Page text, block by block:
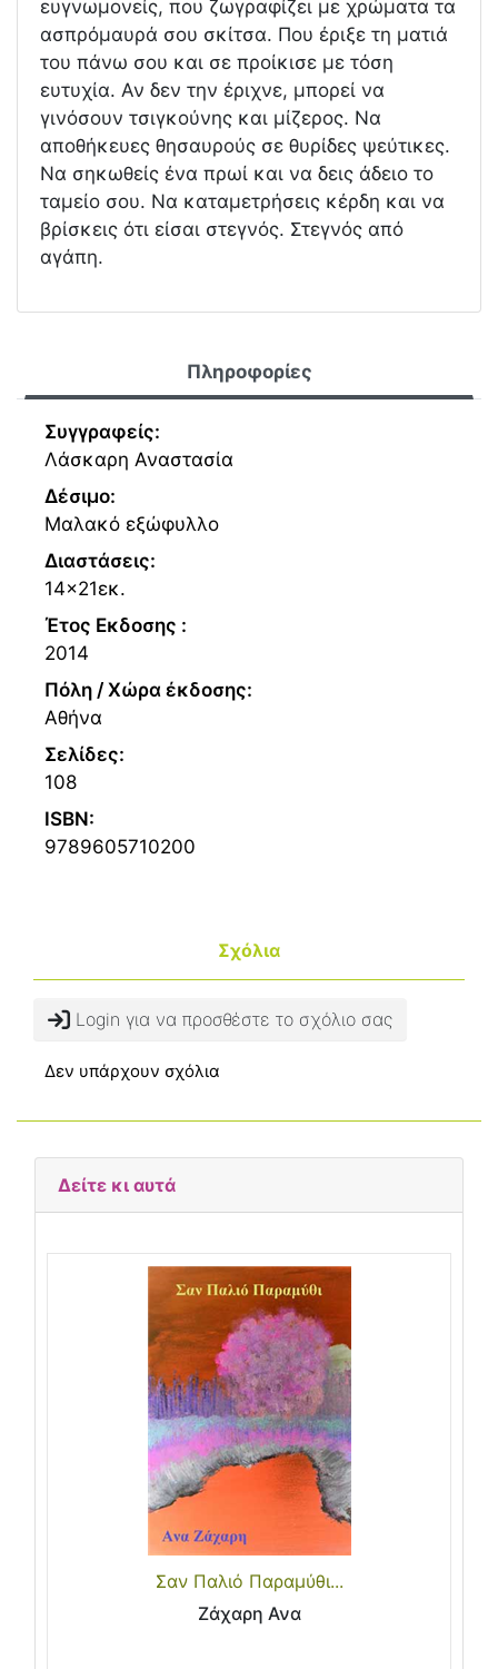
ευγνωμονείς, που ζωγραφίζει με χρώματα τα
ασπρόμαυρά σου σκίτσα. Που έριξε τη ματιά
του πάνω σου και σε προίκισε με τόση
ευτυχία. Αν δεν την έριχνε, μπορεί να
γινόσουν τσιγκούνης και μίζερος. Να
αποθήκευες θησαυρούς σε θυρίδες ψεύτικες.
Να σηκωθείς ένα πρωί και να δεις άδειο το
ταμείο σου. Να καταμετρήσεις κέρδη και να
βρίσκεις ότι είσαι στεγνός. Στεγνός από
αγάπη.
Πληροφορίες
Συγγραφείς:
Λάσκαρη Αναστασία
Δέσιμο:
Μαλακό εξώφυλλο
Διαστάσεις:
14x21εκ.
Έτος Εκδοσης :
2014
Πόλη / Χώρα έκδοσης:
Αθήνα
Σελίδες:
108
ISBN:
9789605710200
Σχόλια
Login για να προσθέστε το σχόλιο σας
Δεν υπάρχουν σχόλια
Δείτε κι αυτά
Σαν Παλιό Παραμύθι...
Ζάχαρη Ανα